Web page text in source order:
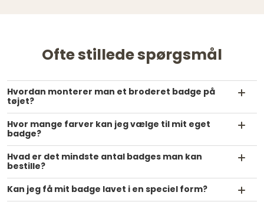
Ofte stillede spørgsmål
Hvordan monterer man et broderet badge på
tøjet?
Hvor mange farver kan jeg vælge til mit eget
badge?
Hvad er det mindste antal badges man kan
bestille?
Kan jeg få mit badge lavet i en speciel form?